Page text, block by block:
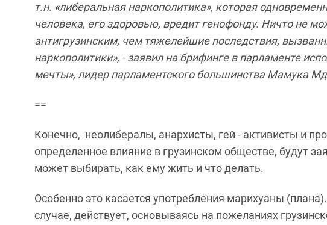
т.н. «либеральная наркополитика», которая
человека, его здоровью, вредит генофонду. Ничто не
антигрузинским, чем тяжелейшие последствия,
наркополитики», - заявил на брифинге в парламенте
мечты», лидер парламентского большинства Мамука
==
Конечно, неолибералы, анархисты, гей - активисты и
определенное влияние в грузинском обществе, будут
может выбирать, как ему жить и что делать.
Особенно это касается употребления марихуаны
случае, действует, основываясь на пожеланиях